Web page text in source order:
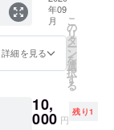
ンク年09
月
詳細を見る
こ
の
リ
タ
ー
ン
を
選
択
す
る
10,
000 円
残り1